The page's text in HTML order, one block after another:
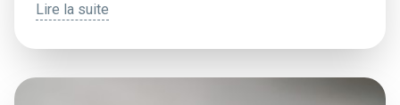
Lire la suite